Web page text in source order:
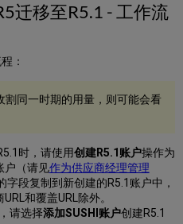
迁移至R5.1 - 工作流
：
割同一时期的用量，则可能会看
时，请使用创建R5.1账户操作为
户（请见作为供应商经理管理
字段复制到新创建的R5.1账户中，
和覆盖URL除外。
请选择添加SUSHI账户创建R5.1